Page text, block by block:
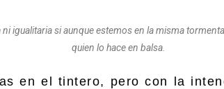
igualitaria si aunque estemos en la misma
quien lo hace en balsa.
en el tintero, pero con la